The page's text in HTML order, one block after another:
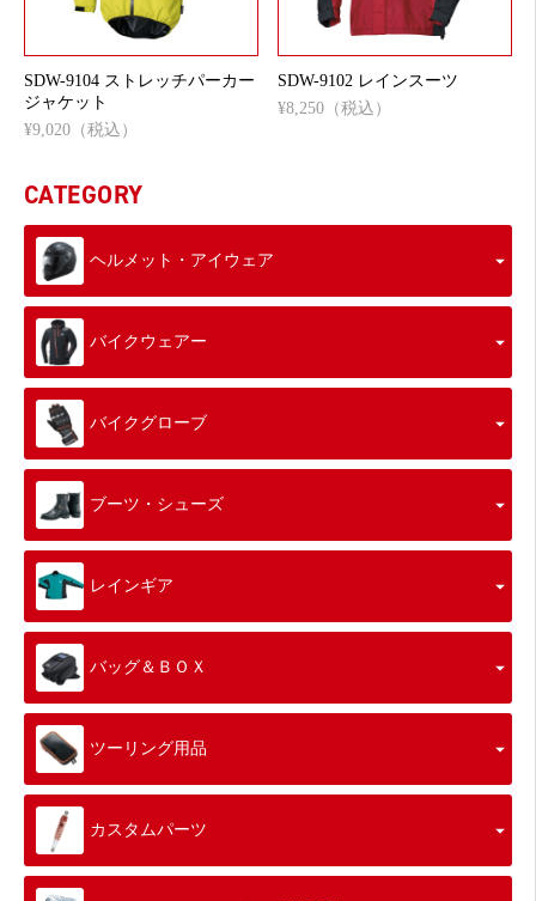
SDW-9104 ストレッチパーカー
ジャケット
¥9,020（税込）
SDW-9102 レインスーツ
¥8,250（税込）
CATEGORY
ヘルメット・アイウェア
バイクウェアー
バイクグローブ
ブーツ・シューズ
レインギア
バッグ＆ＢＯＸ
ツーリング用品
カスタムパーツ